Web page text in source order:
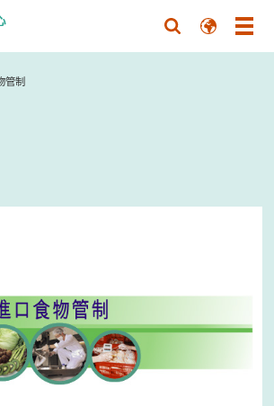
管制